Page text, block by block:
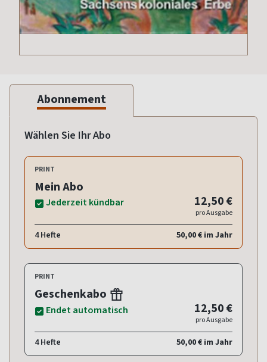
Abonnement
Wählen Sie Ihr Abo
PRINT
Mein Abo
Jederzeit kündbar 12,50 €
pro Ausgabe
4 Hefte 50,00 € im Jahr
PRINT
Geschenkabo
Endet automatisch 12,50 €
pro Ausgabe
4 Hefte 50,00 € im Jahr